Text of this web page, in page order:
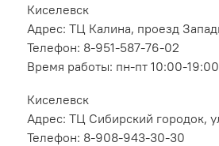
Киселевск
Адрес: ТЦ Калина, проезд
Телефон: 8-951-587-76-02
Время работы: пн-пт 10:00-
Киселевск
Адрес: ТЦ Сибирский городок,
Телефон: 8-908-943-30-30